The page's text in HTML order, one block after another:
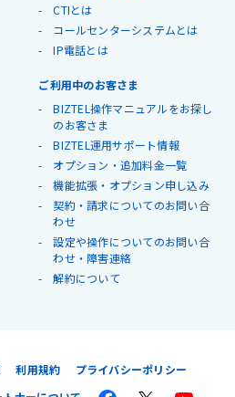
CTIとは
コールセンターシステムとは
IP電話とは
ご利用中のお客さま
BIZTEL操作マニュアルをお探し
のお客さま
BIZTEL運用サポート情報
オプション・追加料金一覧
機能拡張・オプション申し込み
契約・請求についてのお問い合
わせ
設定や操作についてのお問い合
わせ・障害連絡
解約について
利用規約
プライバシーポリシー